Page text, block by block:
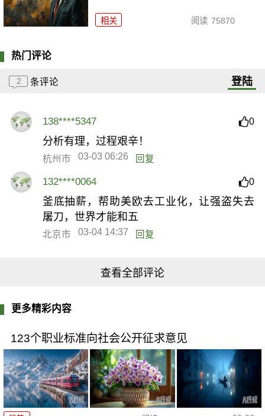
相关 阅读 75870
热门评论
2 条评论 登陆
138****5347 0
分析有理，过程艰辛！
杭州市 03-03 06:26 回复
132****0064 0
釜底抽薪，帮助美欧去工业化，让强盗失去
屠刀，世界才能和五
北京市 03-04 14:37 回复
查看全部评论
更多精彩内容
123个职业标准向社会公开征求意见